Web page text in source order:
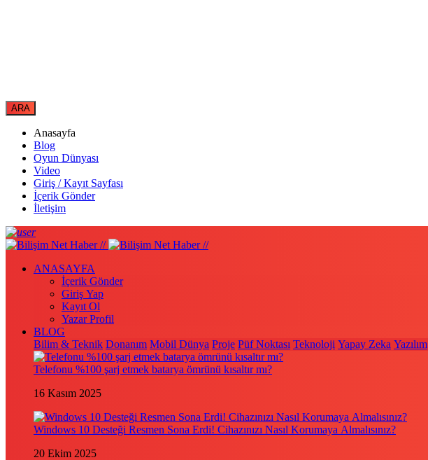
Anasayfa
Blog
Oyun Dünyası
Video
Giriş / Kayıt Sayfası
İçerik Gönder
İletişim
ANASAYFA
İçerik Gönder
Giriş Yap
Kayıt Ol
Yazar Profil
BLOG
Bilim & Teknik Donanım Mobil Dünya Proje Püf Noktası Teknoloji Yapay Zeka Yazılım
Telefonu %100 şarj etmek batarya ömrünü kısaltır mı?
16 Kasım 2025
Windows 10 Desteği Resmen Sona Erdi! Cihazınızı Nasıl Korumaya Almalısınız?
20 Ekim 2025